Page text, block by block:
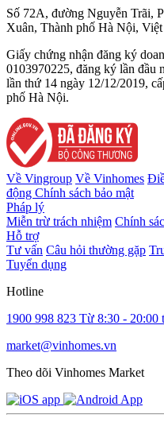
Số 72A, đường Nguyễn Trãi,
Xuân, Thành phố Hà Nội,
Giấy chứng nhận đăng ký
0103970225, đăng ký lần đầu
lần thứ 14 ngày 12/12/2019,
phố Hà Nội.
Về Vingroup Về Vinhomes
động Chính sách bảo mật
Pháp lý
Miễn trừ trách nhiệm Chính
Hỗ trợ
Tư vấn Câu hỏi thường gặp
Tuyển dụng
Hotline
1900 998 823 Từ 8:30 - 20:00
market@vinhomes.vn
Theo dõi Vinhomes Market